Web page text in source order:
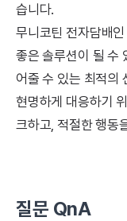
습니다.
무니코틴 전자담배인
좋은 솔루션이 될 수
어줄 수 있는 최적의
현명하게 대응하기
크하고, 적절한 행동
질문 QnA